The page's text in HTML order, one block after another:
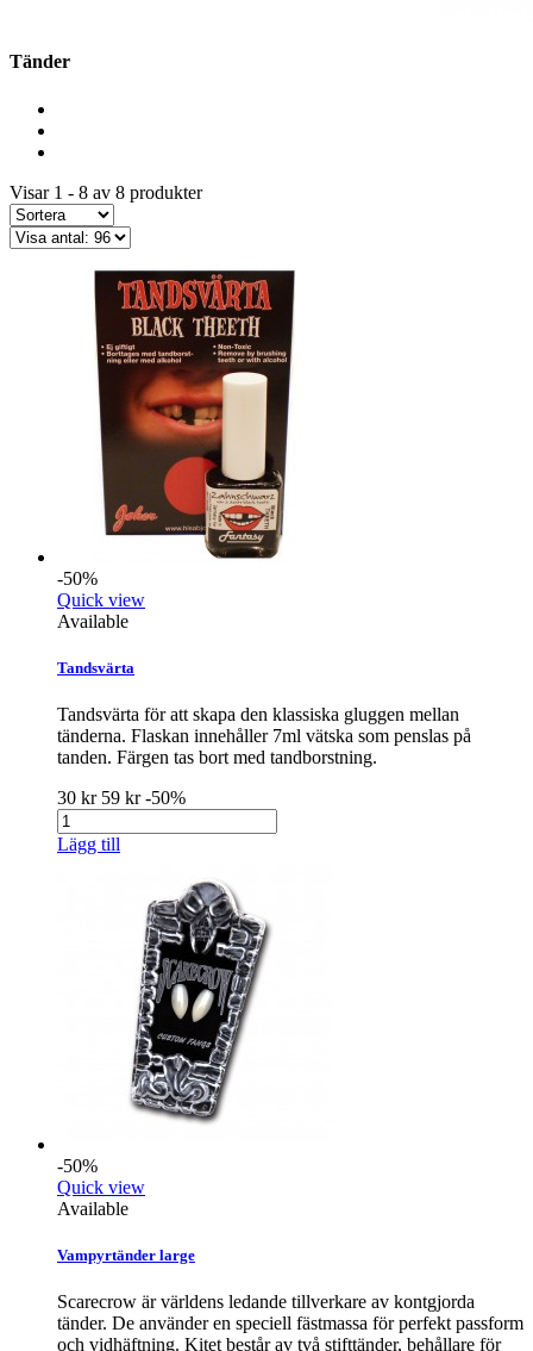
Tänder
Visar 1 - 8 av 8 produkter
-50%
Quick view
Available
Tandsvärta
Tandsvärta för att skapa den klassiska gluggen mellan
tänderna. Flaskan innehåller 7ml vätska som penslas på
tanden. Färgen tas bort med tandborstning.
30 kr 59 kr-50%
Lägg till
-50%
Quick view
Available
Vampyrtänder large
Scarecrow är världens ledande tillverkare av kontgjorda
tänder. De använder en speciell fästmassa för perfekt passform
och vidhäftning. Kitet består av två stifttänder, behållare för